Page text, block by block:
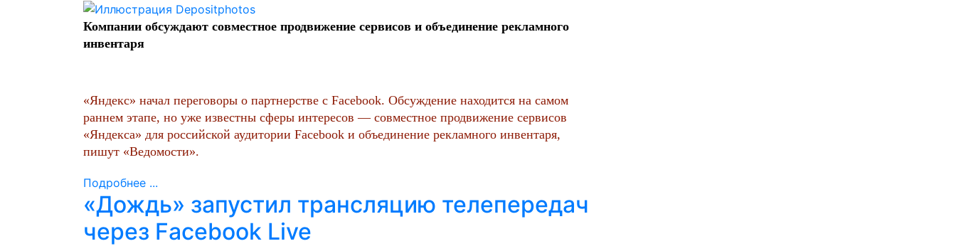
Компании обсуждают совместное продвижение сервисов и объединение рекламного
инвентаря
«Яндекс» начал переговоры о партнерстве с Facebook. Обсуждение находится на самом
раннем этапе, но уже известны сферы интересов — совместное продвижение сервисов
«Яндекса» для российской аудитории Facebook и объединение рекламного инвентаря,
пишут «Ведомости».
Подробнее ...
«Дождь» запустил трансляцию телепередач
через Facebook Live